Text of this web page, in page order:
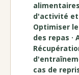
d'activité
Optimiser
des repas
cas de